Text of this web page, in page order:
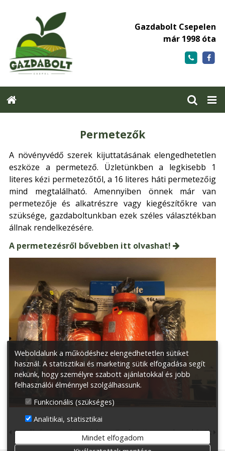
Gazdabolt Csepelen
már 1998 óta
Permetezők
A növényvédő szerek kijuttatásának elengedhetetlen
eszköze a permetező. Üzletünkben a legkisebb 1
literes kézi permetezőtől, a 16 literes háti permetezőig
mind megtalálható. Amennyiben önnek már van
permetezője és alkatrészre vagy kiegészítőkre van
szüksége, gazdaboltunkban ezek széles választékban
állnak rendelkezésére.
A permetezésről bővebben itt olvashat!
Seprők és szerszámnyelek Borászati anyagok, eszközök
Weboldalunk a működéshez elengedhetetlen sütiket
használ. A statisztikai és marketing sütik elfogadása segít
nekünk, hogy személyre szabott ajánlatokkal és jobb
felhasználói élménnyel szolgálhassunk.
Funkcionális (szükséges)
Analitikai, statisztikai
Mindet elfogadom